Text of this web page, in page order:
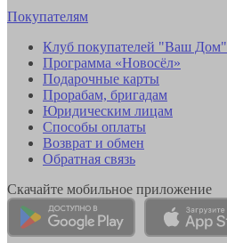
Покупателям
Клуб покупателей "Ваш Дом"
Программа «Новосёл»
Подарочные карты
Прорабам, бригадам
Юридическим лицам
Способы оплаты
Возврат и обмен
Обратная связь
Скачайте мобильное приложение